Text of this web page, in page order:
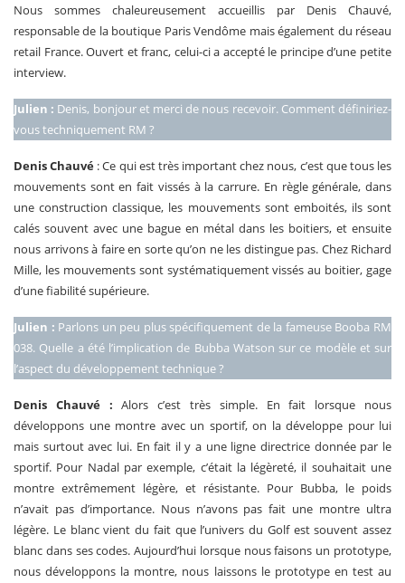
Nous sommes chaleureusement accueillis par Denis Chauvé,
responsable de la boutique Paris Vendôme mais également du réseau
retail France. Ouvert et franc, celui-ci a accepté le principe d’une petite
interview.
Julien : Denis, bonjour et merci de nous recevoir. Comment définiriez-
vous techniquement RM ?
Denis Chauvé : Ce qui est très important chez nous, c’est que tous les
mouvements sont en fait vissés à la carrure. En règle générale, dans
une construction classique, les mouvements sont emboités, ils sont
calés souvent avec une bague en métal dans les boitiers, et ensuite
nous arrivons à faire en sorte qu’on ne les distingue pas. Chez Richard
Mille, les mouvements sont systématiquement vissés au boitier, gage
d’une fiabilité supérieure.
Julien : Parlons un peu plus spécifiquement de la fameuse Booba RM
038. Quelle a été l’implication de Bubba Watson sur ce modèle et sur
l’aspect du développement technique ?
Denis Chauvé :Alors c’est très simple. En fait lorsque nous
développons une montre avec un sportif, on la développe pour lui
mais surtout avec lui. En fait il y a une ligne directrice donnée par le
sportif. Pour Nadal par exemple, c’était la légèreté, il souhaitait une
montre extrêmement légère, et résistante. Pour Bubba, le poids
n’avait pas d’importance. Nous n’avons pas fait une montre ultra
légère. Le blanc vient du fait que l’univers du Golf est souvent assez
blanc dans ses codes. Aujourd’hui lorsque nous faisons un prototype,
nous développons la montre, nous laissons le prototype en test au